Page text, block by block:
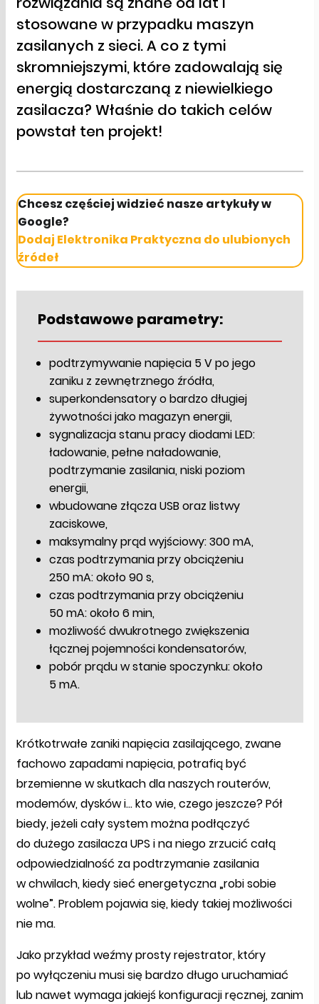
stosowane w przypadku maszyn
zasilanych z sieci. A co z tymi
skromniejszymi, które zadowalają się
energią dostarczaną z niewielkiego
zasilacza? Właśnie do takich celów
powstał ten projekt!
Chcesz częściej widzieć nasze artykuły w
Google?
Dodaj Elektronika Praktyczna do ulubionych
źródeł
Podstawowe parametry:
podtrzymywanie napięcia 5 V po jego
zaniku z zewnętrznego źródła,
superkondensatory o bardzo długiej
żywotności jako magazyn energii,
sygnalizacja stanu pracy diodami LED:
ładowanie, pełne naładowanie,
podtrzymanie zasilania, niski poziom
energii,
wbudowane złącza USB oraz listwy
zaciskowe,
maksymalny prąd wyjściowy: 300 mA,
czas podtrzymania przy obciążeniu
250 mA: około 90 s,
czas podtrzymania przy obciążeniu
50 mA: około 6 min,
możliwość dwukrotnego zwiększenia
łącznej pojemności kondensatorów,
pobór prądu w stanie spoczynku: około
5 mA.
Krótkotrwałe zaniki napięcia zasilającego, zwane
fachowo zapadami napięcia, potrafią być
brzemienne w skutkach dla naszych routerów,
modemów, dysków i... kto wie, czego jeszcze? Pół
biedy, jeżeli cały system można podłączyć
do dużego zasilacza UPS i na niego zrzucić całą
odpowiedzialność za podtrzymanie zasilania
w chwilach, kiedy sieć energetyczna „robi sobie
wolne”. Problem pojawia się, kiedy takiej możliwości
nie ma.
Jako przykład weźmy prosty rejestrator, który
po wyłączeniu musi się bardzo długo uruchamiać
lub nawet wymaga jakiejś konfiguracji ręcznej, zanim